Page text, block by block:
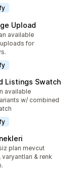
Upload
available
for
Listings Swatch
available
w/ combined
plan mevcut
& renk